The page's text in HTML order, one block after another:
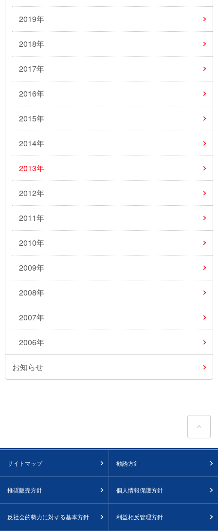
2019年
2018年
2017年
2016年
2015年
2014年
2013年
2012年
2011年
2010年
2009年
2008年
2007年
2006年
お知らせ
ペ
サイトマップ 勧誘方針
推奨販売方針 個人情報保護方針
反社会的勢力に対する基本方針 利益相反管理方針